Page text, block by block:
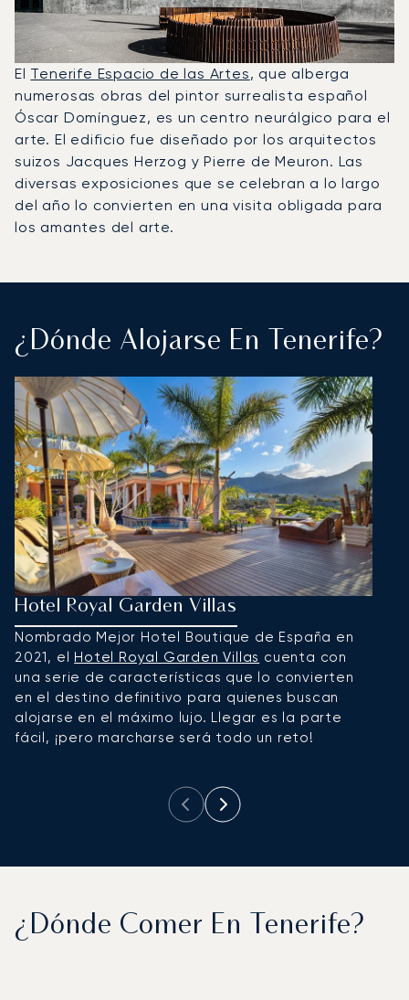
El Tenerife Espacio de las Artes, que alberga
numerosas obras del pintor surrealista español
Óscar Domínguez, es un centro neurálgico para el
arte. El edificio fue diseñado por los arquitectos
suizos Jacques Herzog y Pierre de Meuron. Las
diversas exposiciones que se celebran a lo largo
del año lo convierten en una visita obligada para
los amantes del arte.
¿Dónde Alojarse En Tenerife?
Hotel Royal Garden Villas
Nombrado Mejor Hotel Boutique de España en
2021, el Hotel Royal Garden Villas cuenta con
una serie de características que lo convierten
en el destino definitivo para quienes buscan
alojarse en el máximo lujo. Llegar es la parte
fácil, ¡pero marcharse será todo un reto!
¿Dónde Comer En Tenerife?